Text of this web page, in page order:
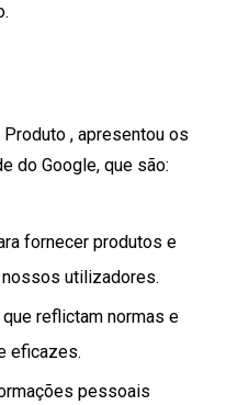
, apresentou os
do Google, que são:
fornecer produtos e
utilizadores.
reflictam normas e
eficazes.
pessoais